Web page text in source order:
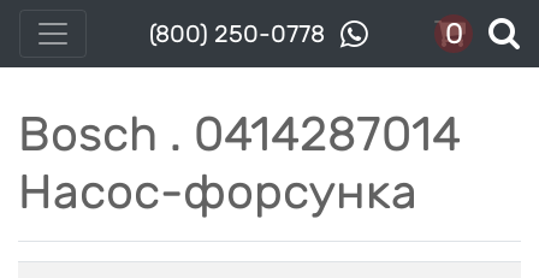
(800) 250-0778 0
Bosch . 0414287014
Насос-форсунка